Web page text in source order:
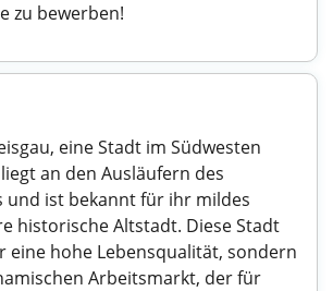
zu bewerben!
eine Stadt im Südwesten
an den Ausläufern des
und ist bekannt für ihr mildes
historische Altstadt. Diese Stadt
eine hohe Lebensqualität, sondern
Arbeitsmarkt, der für